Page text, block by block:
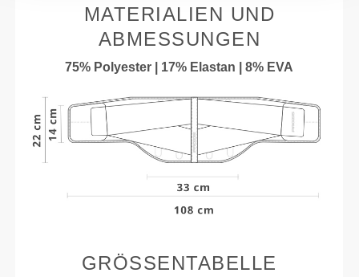
MATERIALIEN UND
ABMESSUNGEN
75% Polyester | 17% Elastan | 8% EVA
GRÖSSENTABELLE